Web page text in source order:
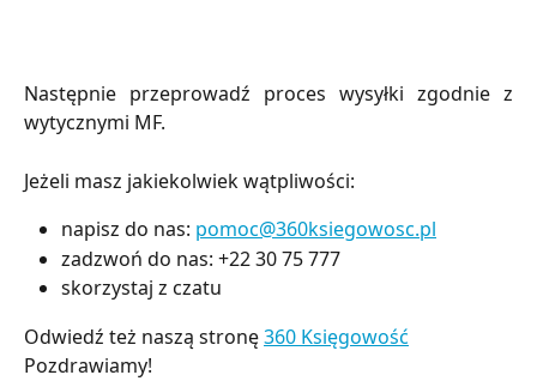
Następnie przeprowadź proces wysyłki zgodnie z
wytycznymi MF.
Jeżeli masz jakiekolwiek wątpliwości:
napisz do nas: pomoc@360ksiegowosc.pl
zadzwoń do nas: +22 30 75 777
skorzystaj z czatu
Odwiedź też naszą stronę360 Księgowość
Pozdrawiamy!